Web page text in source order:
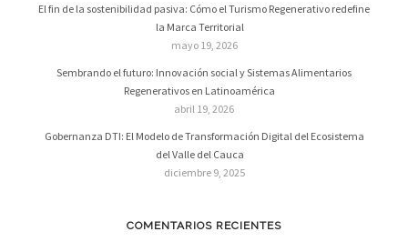
El fin de la sostenibilidad pasiva: Cómo el Turismo Regenerativo redefine
la Marca Territorial
mayo 19, 2026
Sembrando el futuro: Innovación social y Sistemas Alimentarios
Regenerativos en Latinoamérica
abril 19, 2026
Gobernanza DTI: El Modelo de Transformación Digital del Ecosistema
del Valle del Cauca
diciembre 9, 2025
COMENTARIOS RECIENTES